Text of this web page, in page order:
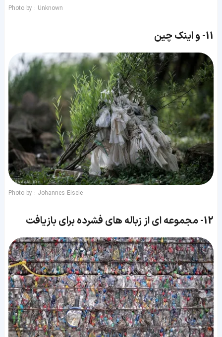
Photo by : Unknown
11- و اینک چین
Photo by : Johannes Eisele
12- مجموعه ای از زباله های فشرده برای بازیافت